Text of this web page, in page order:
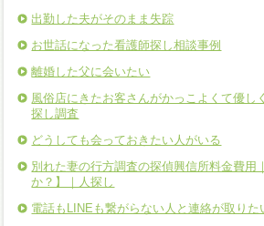
出勤した夫がそのまま失踪
お世話になった看護師探し相談事例
離婚した父に会いたい
風俗店にきたお客さんがかっこよくて優し
探し調査
どうしても会っておきたい人がいる
別れた妻の行方調査の探偵興信所料金費用
か？】｜人探し
電話もLINEも繋がらない人と連絡が取りた